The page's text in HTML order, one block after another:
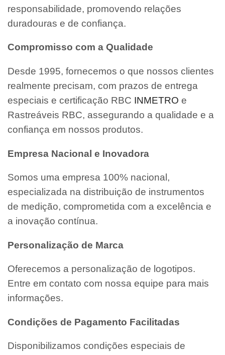
responsabilidade, promovendo relações
duradouras e de confiança.
Compromisso com a Qualidade
Desde 1995, fornecemos o que nossos clientes
realmente precisam, com prazos de entrega
especiais e certificação RBC INMETRO e
Rastreáveis RBC, assegurando a qualidade e a
confiança em nossos produtos.
Empresa Nacional e Inovadora
Somos uma empresa 100% nacional,
especializada na distribuição de instrumentos
de medição, comprometida com a excelência e
a inovação contínua.
Personalização de Marca
Oferecemos a personalização de logotipos.
Entre em contato com nossa equipe para mais
informações.
Condições de Pagamento Facilitadas
Disponibilizamos condições especiais de